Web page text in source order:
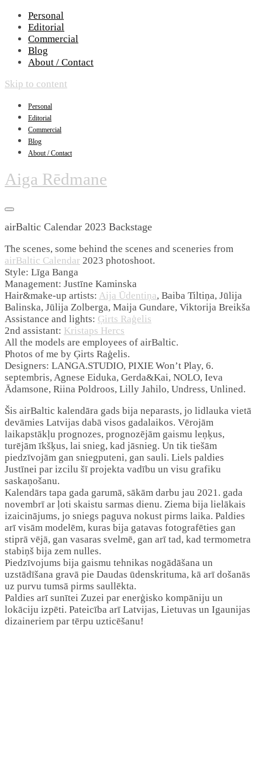
Personal
Editorial
Commercial
Blog
About / Contact
Skip to content
Personal
Editorial
Commercial
Blog
About / Contact
Aiga Rēdmane
airBaltic Calendar 2023 Backstage
The scenes, some behind the scenes and sceneries from
airBaltic Calendar 2023 photoshoot.
Style: Līga Banga
Management: Justīne Kaminska
Hair&make-up artists: Aija Ūdentiņa, Baiba Tiltiņa, Jūlija
Balinska, Jūlija Zolberga, Maija Gundare, Viktorija Breikša
Assistance and lights: Ģirts Raģelis
2nd assistant: Kristaps Hercs
All the models are employees of airBaltic.
Photos of me by Ģirts Raģelis.
Designers: LANGA.STUDIO, PIXIE Won’t Play, 6.
septembris, Agnese Eiduka, Gerda&Kai, NOLO, Ieva
Ādamsone, Riina Poldroos, Lilly Jahilo, Undress, Unlined.
Šis airBaltic kalendāra gads bija neparasts, jo lidlauka vietā
devāmies Latvijas dabā visos gadalaikos. Vērojām
laikapstākļu prognozes, prognozējām gaismu leņķus,
turējām īkšķus, lai snieg, kad jāsnieg. Un tik tiešām
piedzīvojām gan sniegputeni, gan sauli. Liels paldies
Justīnei par izcilu šī projekta vadību un visu grafiku
saskaņošanu.
Kalendārs tapa gada garumā, sākām darbu jau 2021. gada
novembrī ar ļoti skaistu sarmas dienu. Ziema bija lielākais
izaicinājums, jo sniegs paguva nokust pirms laika. Paldies
arī visām modelēm, kuras bija gatavas fotografēties gan
stiprā vējā, gan vasaras svelmē, gan arī tad, kad termometra
stabiņš bija zem nulles.
Piedzīvojums bija gaismu tehnikas nogādāšana un
uzstādīšana gravā pie Daudas ūdenskrituma, kā arī došanās
uz purvu tumsā pirms saullēkta.
Paldies arī sunītei Zuzei par enerģisko kompāniju un
lokāciju izpēti. Pateicība arī Latvijas, Lietuvas un Igaunijas
dizaineriem par tērpu uzticēšanu!